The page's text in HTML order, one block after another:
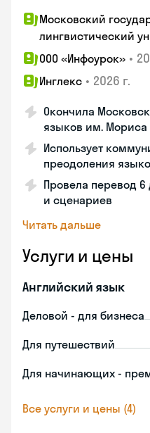
Московский
лингвистический
ООО «Инфоурок» •
Инглекс • 2026 г.
Окончила
языков им. Мориса
Использует
преодоления
Провела перевод
и сценариев
Читать дальше
Услуги и цены
Английский язык
Деловой - для бизнеса
Для путешествий
Для начинающих -
Все услуги и цены (4)